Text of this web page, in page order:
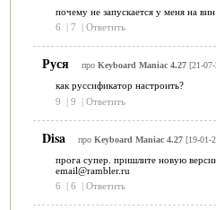
почему не запускается у меня на
6
| 7 | Ответить
Руся про Keyboard Maniac 4.27[21-07-
как руссификатор настроить?
9
| 9 | Ответить
Disa про Keyboard Maniac 4.27[19-01-
прога супер. пришлите новую
email@rambler.ru
6
| 6 | Ответить